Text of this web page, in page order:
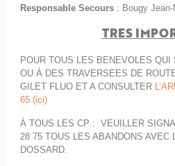
Responsable Secours: Bougy Jean-
TRES
POUR TOUS LES BENEVOLES
OU À DES TRAVERSEES DE
GILET FLUO ET A CONSULTER
65 (ici)
À TOUS LES CP : VEUILLER
28 75 TOUS LES ABANDONS AVEC
DOSSARD.